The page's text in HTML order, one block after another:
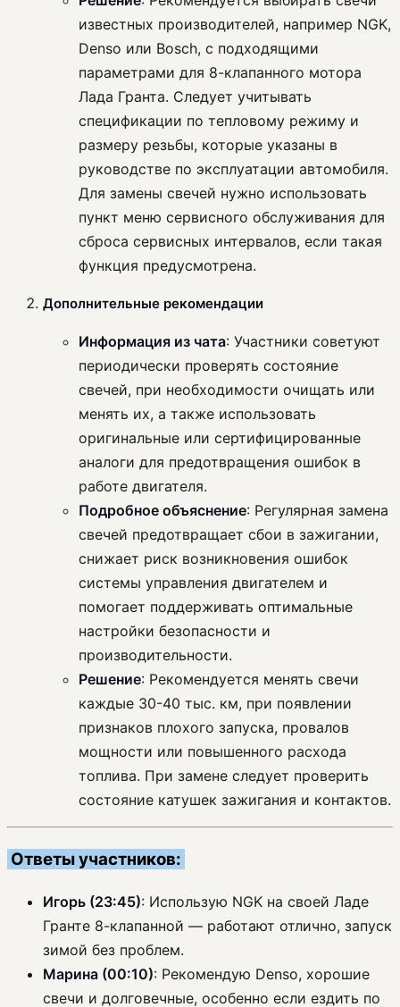
известных производителей, например NGK,
Denso или Bosch, с подходящими
параметрами для 8-клапанного мотора
Лада Гранта. Следует учитывать
спецификации по тепловому режиму и
размеру резьбы, которые указаны в
руководстве по эксплуатации автомобиля.
Для замены свечей нужно использовать
пункт меню сервисного обслуживания для
сброса сервисных интервалов, если такая
функция предусмотрена.
Дополнительные рекомендации
Информация из чата: Участники советуют
периодически проверять состояние
свечей, при необходимости очищать или
менять их, а также использовать
оригинальные или сертифицированные
аналоги для предотвращения ошибок в
работе двигателя.
Подробное объяснение: Регулярная замена
свечей предотвращает сбои в зажигании,
снижает риск возникновения ошибок
системы управления двигателем и
помогает поддерживать оптимальные
настройки безопасности и
производительности.
Решение: Рекомендуется менять свечи
каждые 30-40 тыс. км, при появлении
признаков плохого запуска, провалов
мощности или повышенного расхода
топлива. При замене следует проверить
состояние катушек зажигания и контактов.
Ответы участников:
Игорь (23:45): Использую NGK на своей Ладе
Гранте 8-клапанной — работают отлично, запуск
зимой без проблем.
Марина (00:10): Рекомендую Denso, хорошие
свечи и долговечные, особенно если ездить по